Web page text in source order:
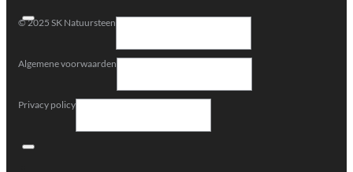
© 2025 SK Natuursteen
Algemene voorwaarden
Privacy policy